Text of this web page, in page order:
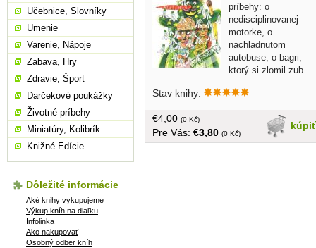
príbehy: o
nedisciplinovanej
motorke, o
nachladnutom
autobuse, o bagri,
ktorý si zlomil zub...
malých chalanov... tvrdá väzba, 64
Stav knihy:
kúpiť
€4,00 (0 Kč)
Pre Vás: €3,80 (0 Kč)
Učebnice, Slovníky
Umenie
Varenie, Nápoje
Zabava, Hry
Zdravie, Šport
Darčekové poukážky
Životné príbehy
Miniatúry, Kolibrík
Knižné Edície
Dôležité informácie
Aké knihy vykupujeme
Výkup kníh na diaľku
Infolinka
Ako nakupovať
Osobný odber kníh